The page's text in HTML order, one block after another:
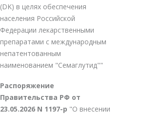
(DK) в целях обеспечения
населения Российской
Федерации лекарственными
препаратами с международным
непатентованным
наименованием "Семаглутид""
Распоряжение
Правительства РФ от
23.05.2026 N 1197-р "О внесении